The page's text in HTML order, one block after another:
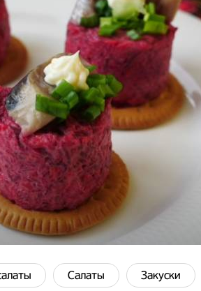
Салаты Закуски